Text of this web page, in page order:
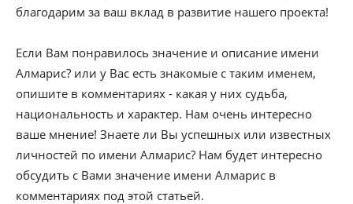
благодарим за ваш вклад в развитие нашего проекта!
Если Вам понравилось значение и описание имени
Алмарис? или у Вас есть знакомые с таким именем,
опишите в комментариях - какая у них судьба,
национальность и характер. Нам очень интересно
ваше мнение! Знаете ли Вы успешных или известных
личностей по имени Алмарис? Нам будет интересно
обсудить с Вами значение имени Алмарис в
комментариях под этой статьей.